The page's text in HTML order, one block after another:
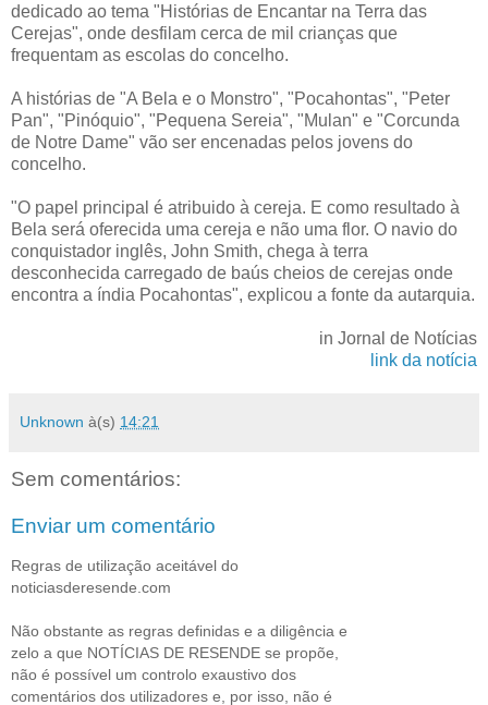
dedicado ao tema "Histórias de Encantar na Terra das
Cerejas", onde desfilam cerca de mil crianças que
frequentam as escolas do concelho.
A histórias de "A Bela e o Monstro", "Pocahontas", "Peter
Pan", "Pinóquio", "Pequena Sereia", "Mulan" e "Corcunda
de Notre Dame" vão ser encenadas pelos jovens do
concelho.
"O papel principal é atribuido à cereja. E como resultado à
Bela será oferecida uma cereja e não uma flor. O navio do
conquistador inglês, John Smith, chega à terra
desconhecida carregado de baús cheios de cerejas onde
encontra a índia Pocahontas", explicou a fonte da autarquia.
in Jornal de Notícias
link da notícia
Unknown à(s) 14:21
Sem comentários:
Enviar um comentário
Regras de utilização aceitável do
noticiasderesende.com
Não obstante as regras definidas e a diligência e
zelo a que NOTÍCIAS DE RESENDE se propõe,
não é possível um controlo exaustivo dos
comentários dos utilizadores e, por isso, não é